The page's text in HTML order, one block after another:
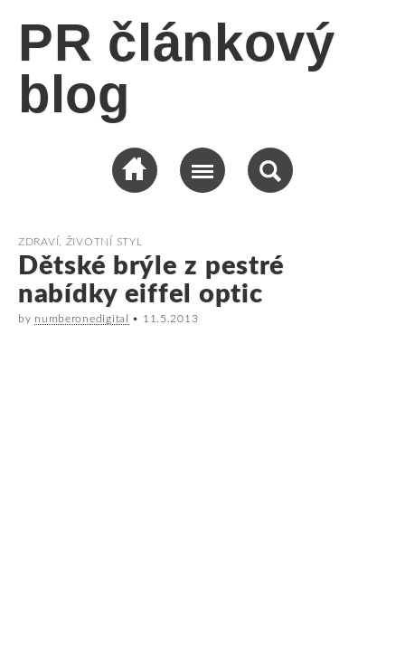
PR článkový
blog
ZDRAVÍ, ŽIVOTNÍ STYL
Dětské brýle z pestré
nabídky eiffel optic
by numberonedigital • 11.5.2013